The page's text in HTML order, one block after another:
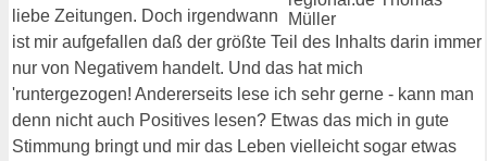
liebe Zeitungen. Doch irgendwann
ist mir aufgefallen daß der größte Teil des Inhalts darin immer
nur von Negativem handelt. Und das hat mich
'runtergezogen! Andererseits lese ich sehr gerne - kann man
denn nicht auch Positives lesen? Etwas das mich in gute
Stimmung bringt und mir das Leben vielleicht sogar etwas